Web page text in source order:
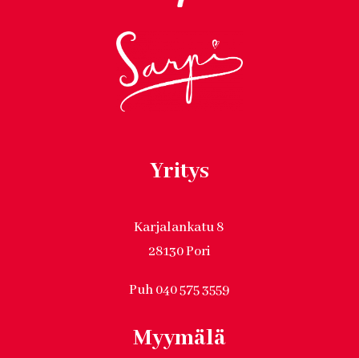
Yritys
Karjalankatu 8
28130 Pori
Puh 040 575 3559
Myymälä